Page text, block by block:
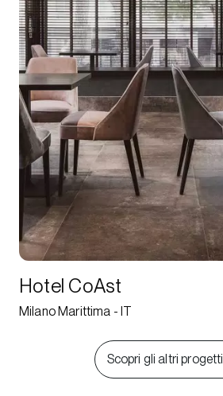
Hotel CoAst
Milano Marittima - IT
Scopri gli altri progetti